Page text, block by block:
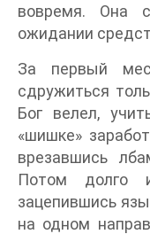
вовремя. Она
ожидании
За первый
сдружиться
Бог велел,
«шишке»
врезавшись
Потом долго
зацепившись
на одном